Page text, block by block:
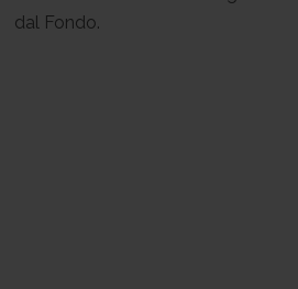
dal Fondo.